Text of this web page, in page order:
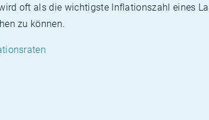
oft als die wichtigste Inflationszahl eines
zu können.